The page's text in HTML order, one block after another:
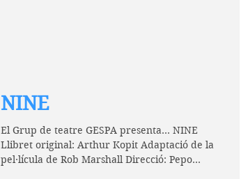
NINE
El Grup de teatre GESPA presenta... NINE
Llibret original: Arthur Kopit Adaptació de la
pel·lícula de Rob Marshall Direcció: Pepo